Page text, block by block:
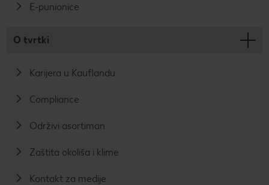
E-punionice
O tvrtki
Karijera u Kauflandu
Compliance
Održivi asortiman
Zaštita okoliša i klime
Kontakt za medije